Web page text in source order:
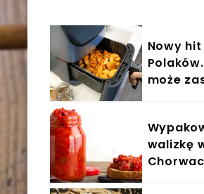
Nowy
może
walizkę